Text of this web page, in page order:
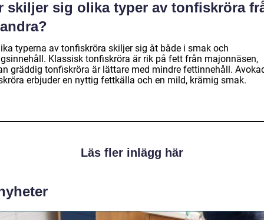
skiljer sig olika typer av tonfiskröra
typerna av tonfiskröra skiljer sig åt både i smak och
Klassisk tonfiskröra är rik på fett från majonnäsen,
gräddig tonfiskröra är lättare med mindre fettinnehåll.
erbjuder en nyttig fettkälla och en mild, krämig smak.
Läs fler inlägg här